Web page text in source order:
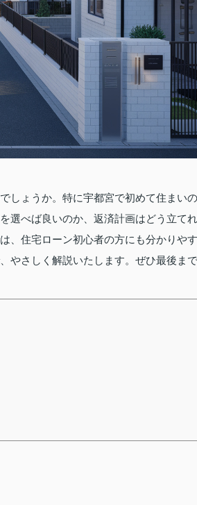
しょうか。特に宇都宮で初めて住まいの
選べば良いのか、返済計画はどう立てれ
、住宅ローン初心者の方にも分かりやす
やさしく解説いたします。ぜひ最後まで